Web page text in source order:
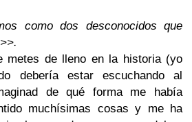
como dos desconocidos que
metes de lleno en la historia (yo
debería estar escuchando al
de qué forma me había
muchísimas cosas y me ha